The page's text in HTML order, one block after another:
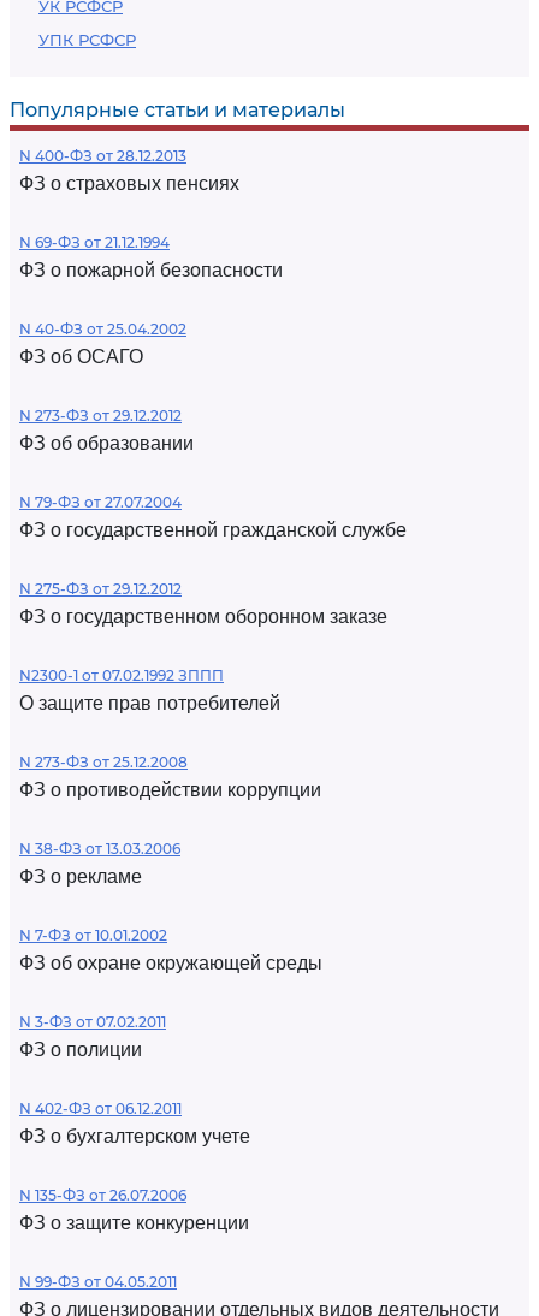
УК РСФСР
УПК РСФСР
Популярные статьи и материалы
N 400-ФЗ от 28.12.2013
ФЗ о страховых пенсиях
N 69-ФЗ от 21.12.1994
ФЗ о пожарной безопасности
N 40-ФЗ от 25.04.2002
ФЗ об ОСАГО
N 273-ФЗ от 29.12.2012
ФЗ об образовании
N 79-ФЗ от 27.07.2004
ФЗ о государственной гражданской службе
N 275-ФЗ от 29.12.2012
ФЗ о государственном оборонном заказе
N2300-1 от 07.02.1992 ЗППП
О защите прав потребителей
N 273-ФЗ от 25.12.2008
ФЗ о противодействии коррупции
N 38-ФЗ от 13.03.2006
ФЗ о рекламе
N 7-ФЗ от 10.01.2002
ФЗ об охране окружающей среды
N 3-ФЗ от 07.02.2011
ФЗ о полиции
N 402-ФЗ от 06.12.2011
ФЗ о бухгалтерском учете
N 135-ФЗ от 26.07.2006
ФЗ о защите конкуренции
N 99-ФЗ от 04.05.2011
ФЗ о лицензировании отдельных видов деятельности